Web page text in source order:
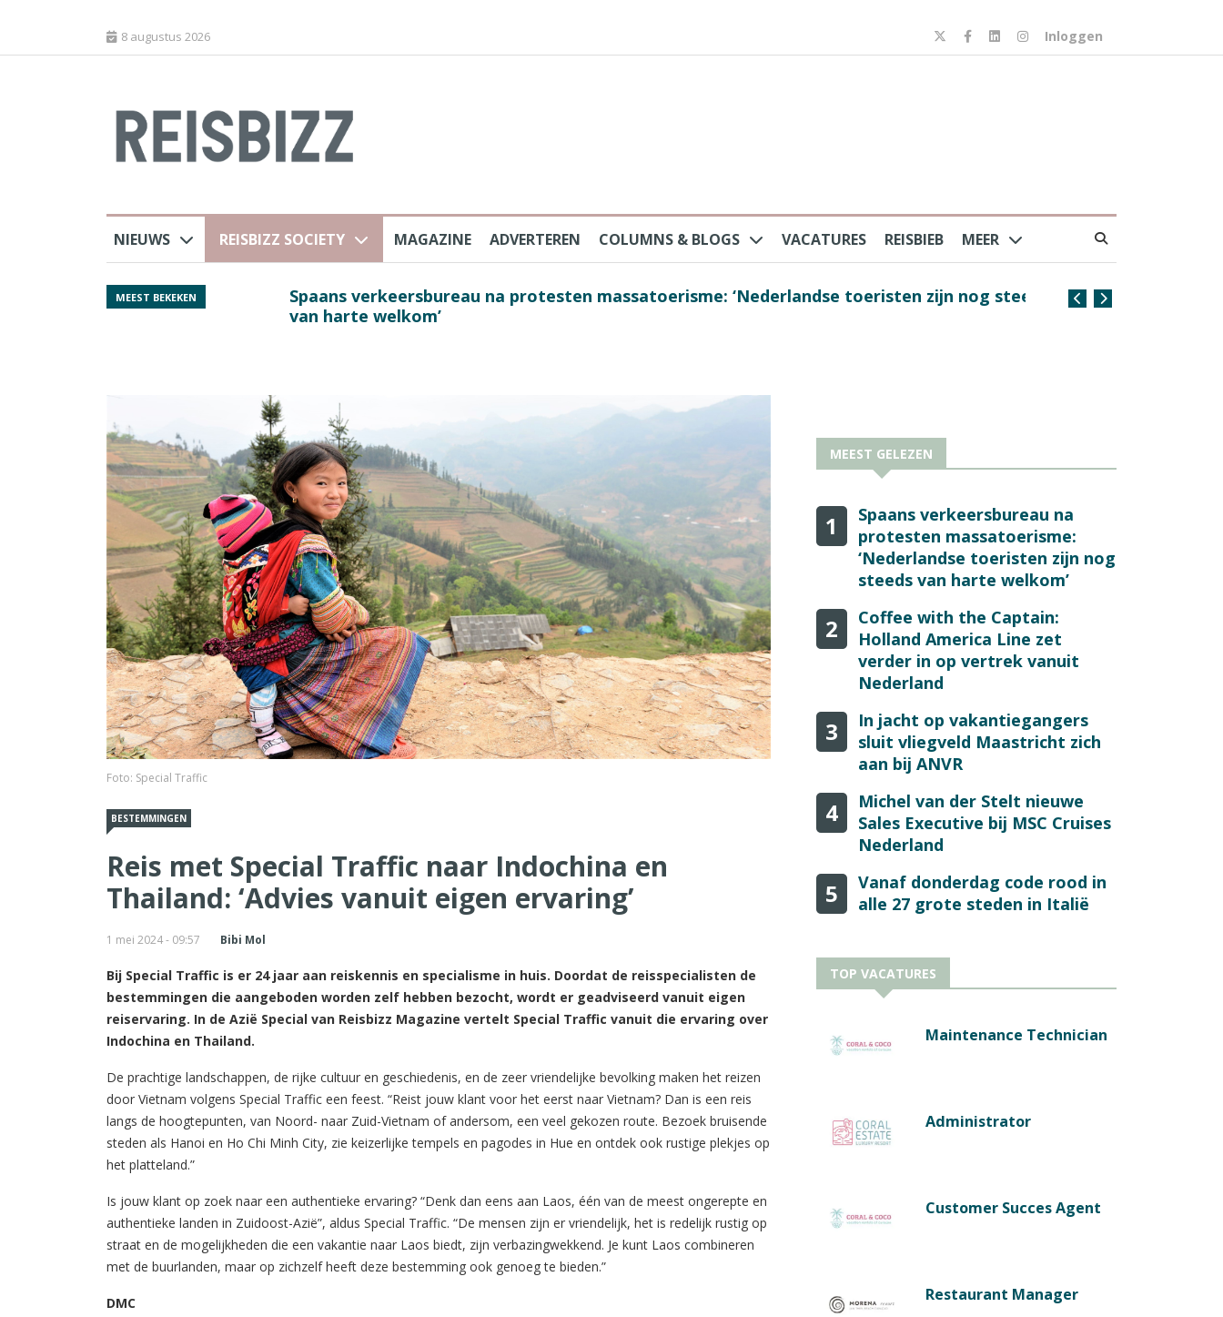
8 augustus 2026 Inloggen
NIEUWS REISBIZZ SOCIETY MAGAZINE ADVERTEREN COLUMNS & BLOGS VACATURES REISBIEB MEER
MEEST BEKEKEN
Spaans verkeersbureau na protesten massatoerisme: ‘Nederlandse toeristen zijn nog steeds
van harte welkom’
Coffee with the
Foto: Special Traffic
BESTEMMINGEN
Reis met Special Traffic naar Indochina en
Thailand: ‘Advies vanuit eigen ervaring’
1 mei 2024 - 09:57 Bibi Mol
Bij Special Traffic is er 24 jaar aan reiskennis en specialisme in huis. Doordat de reisspecialisten de
bestemmingen die aangeboden worden zelf hebben bezocht, wordt er geadviseerd vanuit eigen
reiservaring. In de Azië Special van Reisbizz Magazine vertelt Special Traffic vanuit die ervaring over
Indochina en Thailand.
De prachtige landschappen, de rijke cultuur en geschiedenis, en de zeer vriendelijke bevolking maken het reizen
door Vietnam volgens Special Traffic een feest. “Reist jouw klant voor het eerst naar Vietnam? Dan is een reis
langs de hoogtepunten, van Noord- naar Zuid-Vietnam of andersom, een veel gekozen route. Bezoek bruisende
steden als Hanoi en Ho Chi Minh City, zie keizerlijke tempels en pagodes in Hue en ontdek ook rustige plekjes op
het platteland.”
Is jouw klant op zoek naar een authentieke ervaring? “Denk dan eens aan Laos, één van de meest ongerepte en
authentieke landen in Zuidoost-Azië”, aldus Special Traffic. “De mensen zijn er vriendelijk, het is redelijk rustig op
straat en de mogelijkheden die een vakantie naar Laos biedt, zijn verbazingwekkend. Je kunt Laos combineren
met de buurlanden, maar op zichzelf heeft deze bestemming ook genoeg te bieden.”
DMC
MEEST GELEZEN
1
Spaans verkeersbureau na
protesten massatoerisme:
‘Nederlandse toeristen zijn nog
steeds van harte welkom’
2
Coffee with the Captain:
Holland America Line zet
verder in op vertrek vanuit
Nederland
3
In jacht op vakantiegangers
sluit vliegveld Maastricht zich
aan bij ANVR
4
Michel van der Stelt nieuwe
Sales Executive bij MSC Cruises
Nederland
5
Vanaf donderdag code rood in
alle 27 grote steden in Italië
TOP VACATURES
Maintenance Technician
Administrator
Customer Succes Agent
Restaurant Manager